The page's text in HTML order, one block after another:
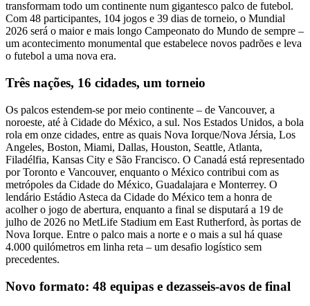
transformam todo um continente num gigantesco palco de futebol.
Com 48 participantes, 104 jogos e 39 dias de torneio, o Mundial
2026 será o maior e mais longo Campeonato do Mundo de sempre –
um acontecimento monumental que estabelece novos padrões e leva
o futebol a uma nova era.
Três nações, 16 cidades, um torneio
Os palcos estendem-se por meio continente – de Vancouver, a
noroeste, até à Cidade do México, a sul. Nos Estados Unidos, a bola
rola em onze cidades, entre as quais Nova Iorque/Nova Jérsia, Los
Angeles, Boston, Miami, Dallas, Houston, Seattle, Atlanta,
Filadélfia, Kansas City e São Francisco. O Canadá está representado
por Toronto e Vancouver, enquanto o México contribui com as
metrópoles da Cidade do México, Guadalajara e Monterrey. O
lendário Estádio Asteca da Cidade do México tem a honra de
acolher o jogo de abertura, enquanto a final se disputará a 19 de
julho de 2026 no MetLife Stadium em East Rutherford, às portas de
Nova Iorque. Entre o palco mais a norte e o mais a sul há quase
4.000 quilómetros em linha reta – um desafio logístico sem
precedentes.
Novo formato: 48 equipas e dezasseis-avos de final